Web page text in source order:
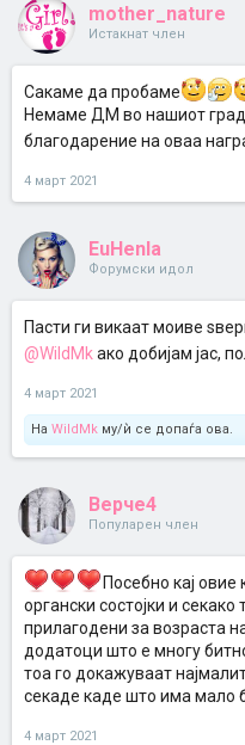
mother_nature
Истакнат член
Сакаме да пробаме
Немаме ДМ во нашиот град
благодарение на оваа
4 март 2021
EuHenIa
Форумски идол
Пасти ги викаат моиве
@WildMk ако добијам јас,
4 март 2021
На WildMk му/ѝ се допаѓа ова.
Верче4
Популарен член
Посебно кај
органски состојки и
прилагодени за возраста
додатоци што е многу
тоа го докажуваат
секаде каде што има мало
4 март 2021